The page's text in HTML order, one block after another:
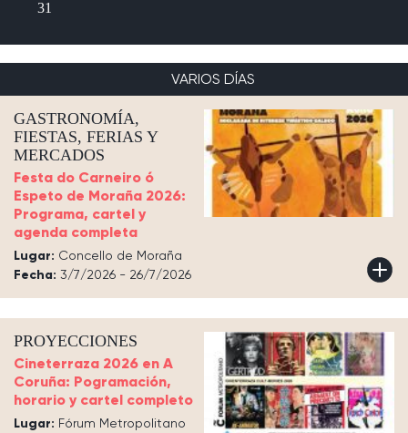
31
VARIOS DÍAS
GASTRONOMÍA,
FIESTAS, FERIAS Y
MERCADOS
Festa do Carneiro ó
Espeto de Moraña 2026:
Programa, cartel y
agenda completa
Lugar: Concello de Moraña
Fecha: 3/7/2026 - 26/7/2026
PROYECCIONES
Cineterraza 2026 en A
Coruña: Pogramación,
horario y cartel completo
Lugar: Fórum Metropolitano